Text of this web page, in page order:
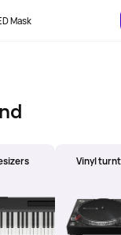
Mask
Vinyl